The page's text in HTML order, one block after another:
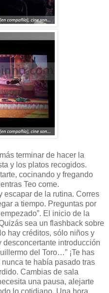
terminar de hacer la
y los platos recogidos.
cocinando y fregando
Teo come.
escapar de la rutina. Corres
a tiempo. Preguntas por
El inicio de la
sea un flashback sobre
hay créditos, sólo niños y
introducción
del Toro…” ¡Te has
te había pasado tras
Cambias de sala
una pausa, alejarte
lo cotidiano. Una hora